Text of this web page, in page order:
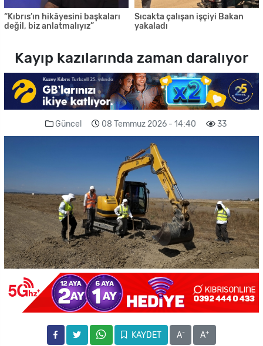
“Kıbrıs’ın hikâyesini başkaları
değil, biz anlatmalıyız”
Sıcakta çalışan işçiyi Bakan
yakaladı
Kayıp kazılarında zaman daralıyor
Güncel 08 Temmuz 2026 - 14:40 33
KAYDET A- A+